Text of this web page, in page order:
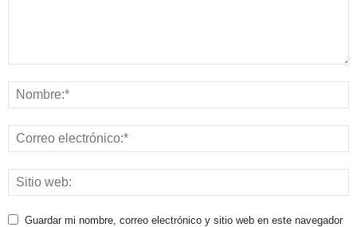
Guardar mi nombre, correo electrónico y sitio web en este navegador